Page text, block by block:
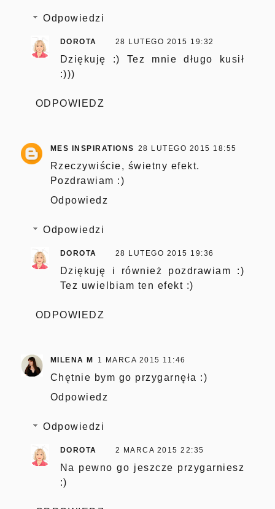
Odpowiedzi
DOROTA 28 LUTEGO 2015 19:32
Dziękuję :) Tez mnie długo kusił
:)))
ODPOWIEDZ
MES INSPIRATIONS 28 LUTEGO 2015 18:55
Rzeczywiście, świetny efekt.
Pozdrawiam :)
Odpowiedz
Odpowiedzi
DOROTA 28 LUTEGO 2015 19:36
Dziękuję i również pozdrawiam :)
Tez uwielbiam ten efekt :)
ODPOWIEDZ
MILENA M 1 MARCA 2015 11:46
Chętnie bym go przygarnęła :)
Odpowiedz
Odpowiedzi
DOROTA 2 MARCA 2015 22:35
Na pewno go jeszcze przygarniesz
:)